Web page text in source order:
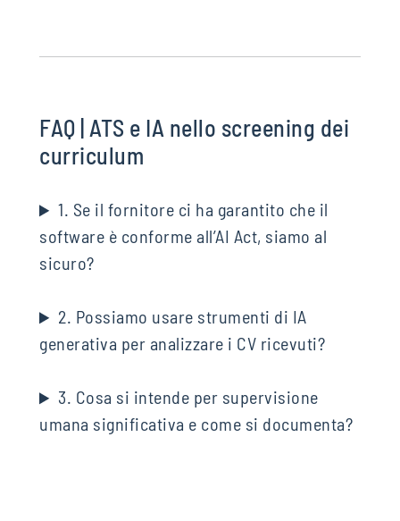
FAQ | ATS e IA nello screening dei
curriculum
1. Se il fornitore ci ha garantito che il
software è conforme all’AI Act, siamo al
sicuro?
2. Possiamo usare strumenti di IA
generativa per analizzare i CV ricevuti?
3. Cosa si intende per supervisione
umana significativa e come si documenta?